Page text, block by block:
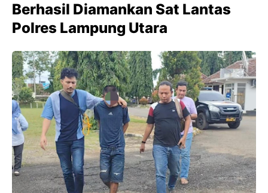
Berhasil Diamankan Sat Lantas
Polres Lampung Utara